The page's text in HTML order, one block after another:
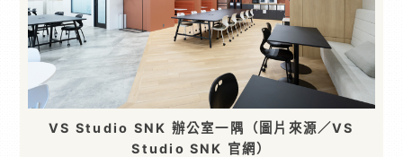
VS Studio SNK 辦公室一隅（圖片來源／VS
Studio SNK 官網）